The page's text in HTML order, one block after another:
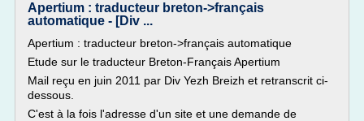
Apertium : traducteur breton->français
automatique - [Div ...
Apertium : traducteur breton->français automatique
Etude sur le traducteur Breton-Français Apertium
Mail reçu en juin 2011 par Div Yezh Breizh et retranscrit ci-
dessous.
C'est à la fois l'adresse d'un site et une demande de